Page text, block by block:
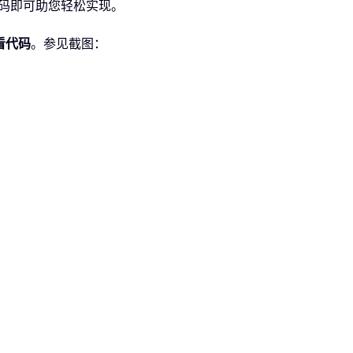
可助您轻松实现。
代码。参见截图：